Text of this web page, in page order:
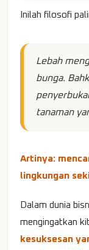
Inilah filosofi
Lebah
bunga.
tanaman
Artinya:
lingkungan
Dalam dunia
mengingatkan
kesuksesan